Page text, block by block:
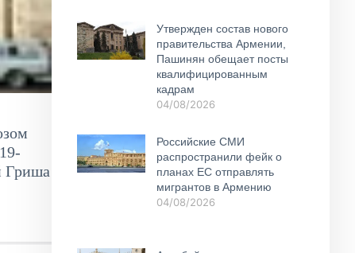
Гриша
Утвержден состав нового
правительства Армении,
Пашинян обещает посты
квалифицированным
кадрам
04/08/2026
Российские СМИ
распространили фейк о
планах ЕС отправлять
мигрантов в Армению
04/08/2026